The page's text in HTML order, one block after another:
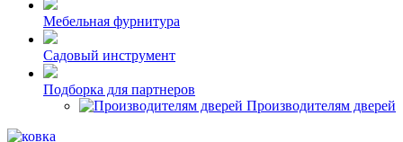
Мебельная фурнитура
Садовый инструмент
Подборка для партнеров
Производителям дверей